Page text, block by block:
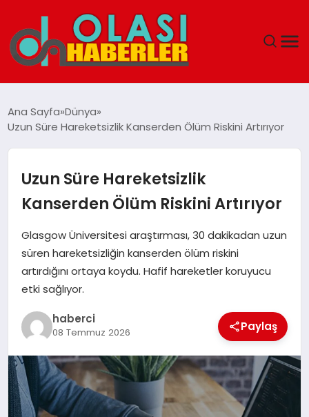
DÜNYA
SAĞLIK
TEKNOLOJI
YAŞAM
Ana Sayfa Dünya
Uzun Süre Hareketsizlik Kanserden Ölüm Riskini Artırıyor
Uzun Süre Hareketsizlik
Kanserden Ölüm Riskini Artırıyor
Glasgow Üniversitesi araştırması, 30 dakikadan uzun
süren hareketsizliğin kanserden ölüm riskini
artırdığını ortaya koydu. Hafif hareketler koruyucu
etki sağlıyor.
haberci
08 Temmuz 2026 Paylaş